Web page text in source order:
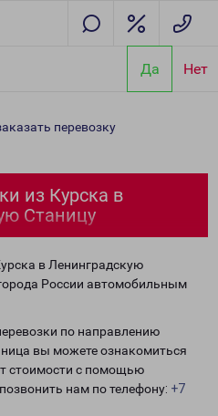
Да Нет
перевозку
из Курска в
Станицу
в Ленинградскую
России автомобильным
по направлению
вы можете ознакомиться
стоимости с помощью
нам по телефону: +7